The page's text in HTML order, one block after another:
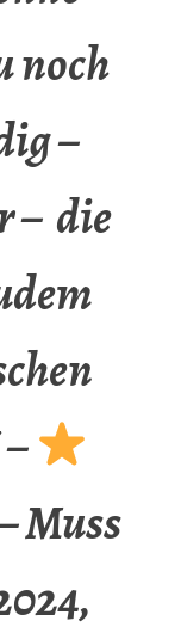
noch
–
– die
Muss